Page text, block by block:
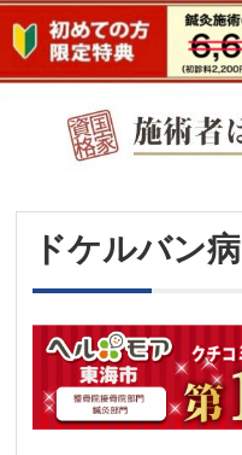
ドケルバン病